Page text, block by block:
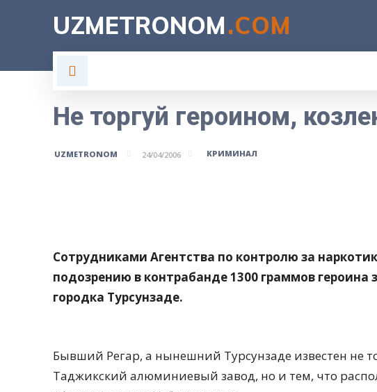
UZMETRONOM.COM
Не торгуй героином,
UZMETRONOM 24/04/2006 КРИМИНАЛ
Сотрудниками Агентства по контролю за
подозрению в контрабанде 1300 граммов
городка Турсунзаде.
Бывший Регар, а нынешний Турсунзаде известен не
Таджикский алюминиевый завод, но и тем, что